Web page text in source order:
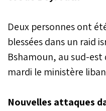
Deux personnes ont
blessées dans un raid
Bshamoun, au sud-
mardi le ministère
Nouvelles attaques